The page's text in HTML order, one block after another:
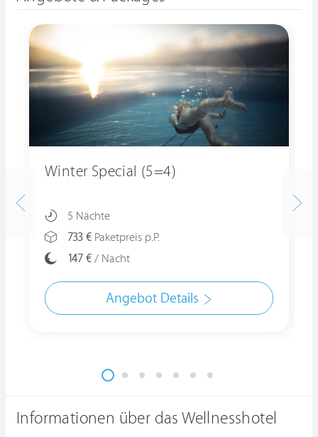
Winter Special (5=4)
5 Nächte
733 € Paketpreis p.P.
147 € / Nacht
Angebot Details
Informationen über das Wellnesshotel